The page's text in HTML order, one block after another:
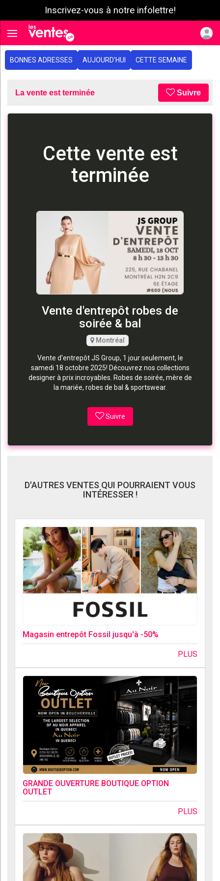
Inscrivez-vous à notre infolettre!
Toggle navigation
BONNES ADRESSES AUJOURD'HUI CETTE SEMAINE
La vente est terminée Suivre
Cette vente est
terminée
Vente d'entrepôt robes de
soirée & bal
Montréal
Vente d'entrepôt JS Group, 1 jour seulement, le
samedi 18 octobre 2025! Découvrez nos collections
designer à prix incroyables. Robes de soirée, mère de
la mariée, robes de bal & sportswear.
Suivre
D'AUTRES VENTES QUI POURRAIENT VOUS
INTÉRESSER !
Magasin entrepôt Fossil jusqu'à -50%
PLUS
GRANDE OUVERTURE BOUTIQUE OPTION
OUTLET
PLUS